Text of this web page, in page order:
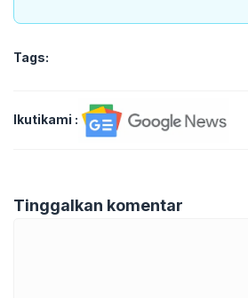
Tags:
Ikutikami :
Tinggalkan komentar